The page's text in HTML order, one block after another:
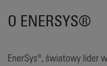
O ENERSYS®
EnerSys®, światowy lider